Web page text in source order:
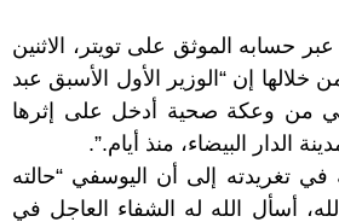
حسابه الموثق على تويتر، الاثنين
خلالها إن “الوزير الأول الأسبق عبد
من وعكة صحية أدخل على إثرها
الدار البيضاء، منذ أيام.”.
تغريدته إلى أن اليوسفي “حالته
أسأل الله له الشفاء العاجل في